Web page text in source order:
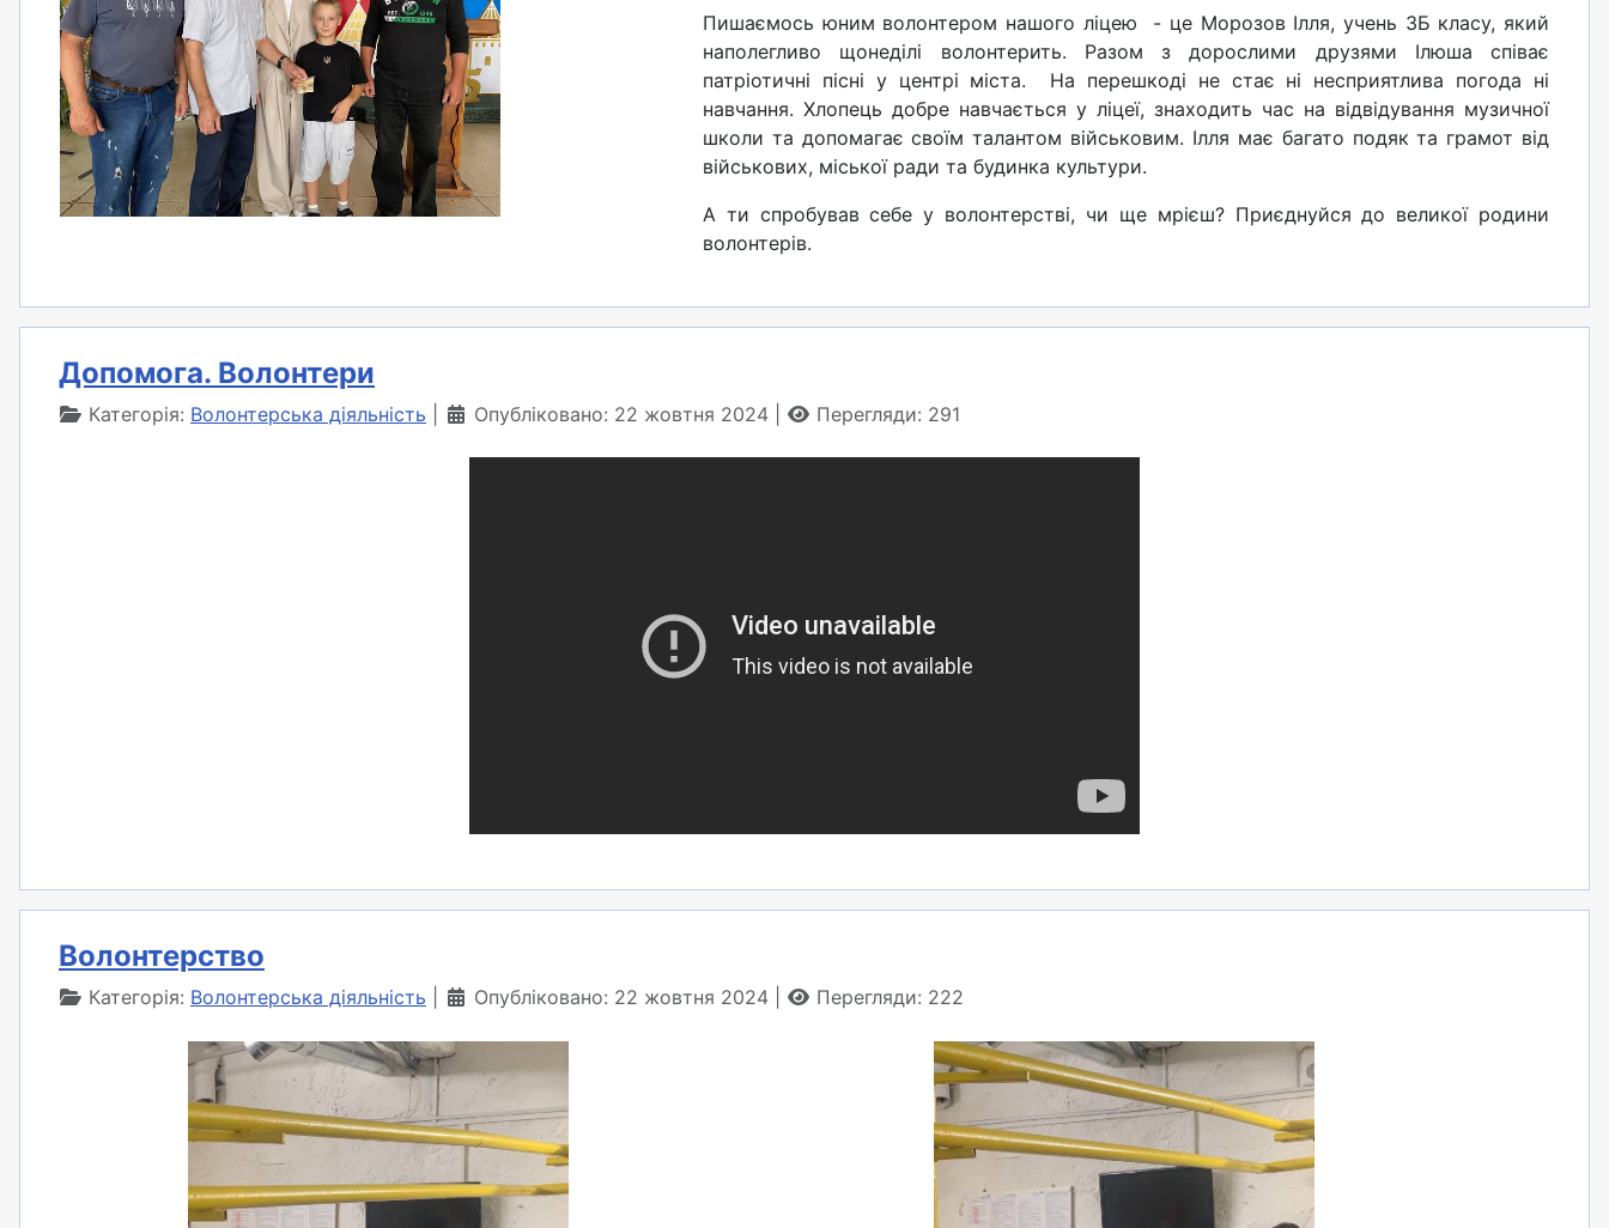
Пишаємось юним волонтером нашого ліцею - це Морозов Ілля, учень 3Б класу, який
наполегливо щонеділі волонтерить. Разом з дорослими друзями Ілюша співає
патріотичні пісні у центрі міста. На перешкоді не стає ні несприятлива погода ні
навчання. Хлопець добре навчається у ліцеї, знаходить час на відвідування музичної
школи та допомагає своїм талантом військовим. Ілля має багато подяк та грамот від
військових, міської ради та будинка культури.
А ти спробував себе у волонтерстві, чи ще мрієш? Приєднуйся до великої родини
волонтерів.
Допомога. Волонтери
Категорія: Волонтерська діяльність Опубліковано: 22 жовтня 2024 Перегляди: 291
Волонтерство
Категорія: Волонтерська діяльність Опубліковано: 22 жовтня 2024 Перегляди: 222